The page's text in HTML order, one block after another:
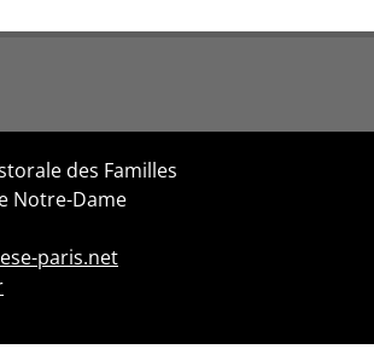
des Familles
Notre-Dame
paris.net